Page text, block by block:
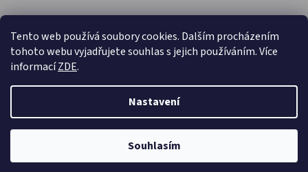
Tento web používá soubory cookies. Dalším procházením
tohoto webu vyjadřujete souhlas s jejich používáním. Více
informacíZDE.
Nastavení
Souhlasím
Vytvořil Shoptet
Hračky retro. Všechna práva vyhrazena.